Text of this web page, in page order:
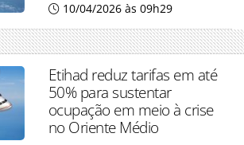
10/04/2026 às 09h29
Etihad reduz tarifas em até
50% para sustentar
ocupação em meio à crise
no Oriente Médio